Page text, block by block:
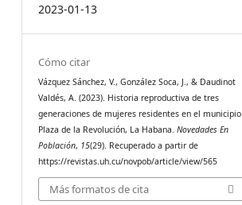
2023-01-13
Cómo citar
Vázquez Sánchez, V., González Soca, J., & Daudinot
Valdés, A. (2023). Historia reproductiva de tres
generaciones de mujeres residentes en el municipio
Plaza de la Revolución, La Habana.Novedades En
Población, 15(29). Recuperado a partir de
https://revistas.uh.cu/novpob/article/view/565
Más formatos de cita